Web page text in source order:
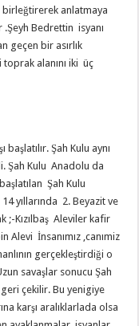
birleğtirerek anlatmaya
.Şeyh Bedrettin isyanı
geçen bir asırlık
alanını iki üç
Şah Kulu aynı
Şah Kulu Anadolu da
Şah Kulu
yıllarında 2. Beyazit ve
;-Kızılbaş Aleviler kafir
İnsanımız ,canımiz
gerçekleştirdiği o
savaşlar sonucu Şah
çekilir. Bu yenigiye
karşı aralıklarlada olsa